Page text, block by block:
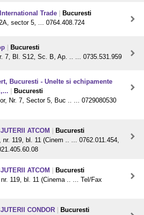
Trade
Bucuresti
sector 5, ... 0764.408.724
Bucuresti
7, Bl. S12, Sc. B, Ap. .. ... 0735.531.959
Bucuresti - Unelte si echipamente
Bucuresti
Nr. 7, Sector 5, Buc .. ... 0729080530
ATCOM
Bucuresti
119, bl. 11 (Cinem .. ... 0762.011.454,
ATCOM
Bucuresti
119, bl. 11 (Cinema .. ... Tel/Fax
CONDOR
Bucuresti